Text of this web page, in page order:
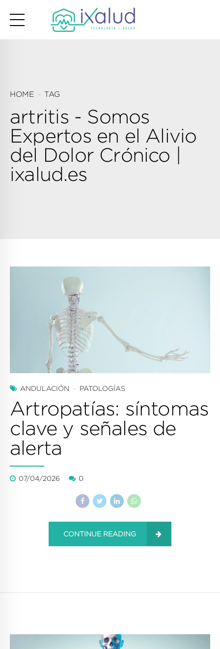
HOME TAG
artritis - Somos
Expertos en el Alivio
del Dolor Crónico |
ixalud.es
ANDULACIÓN PATOLOGÍAS
Artropatías: síntomas
clave y señales de
alerta
07/04/2026 0
CONTINUE READING